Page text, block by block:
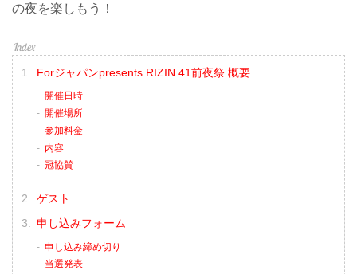
の夜を楽しもう！
Forジャパンpresents RIZIN.41前夜祭 概要
開催日時
開催場所
参加料金
内容
冠協賛
ゲスト
申し込みフォーム
申し込み締め切り
当選発表